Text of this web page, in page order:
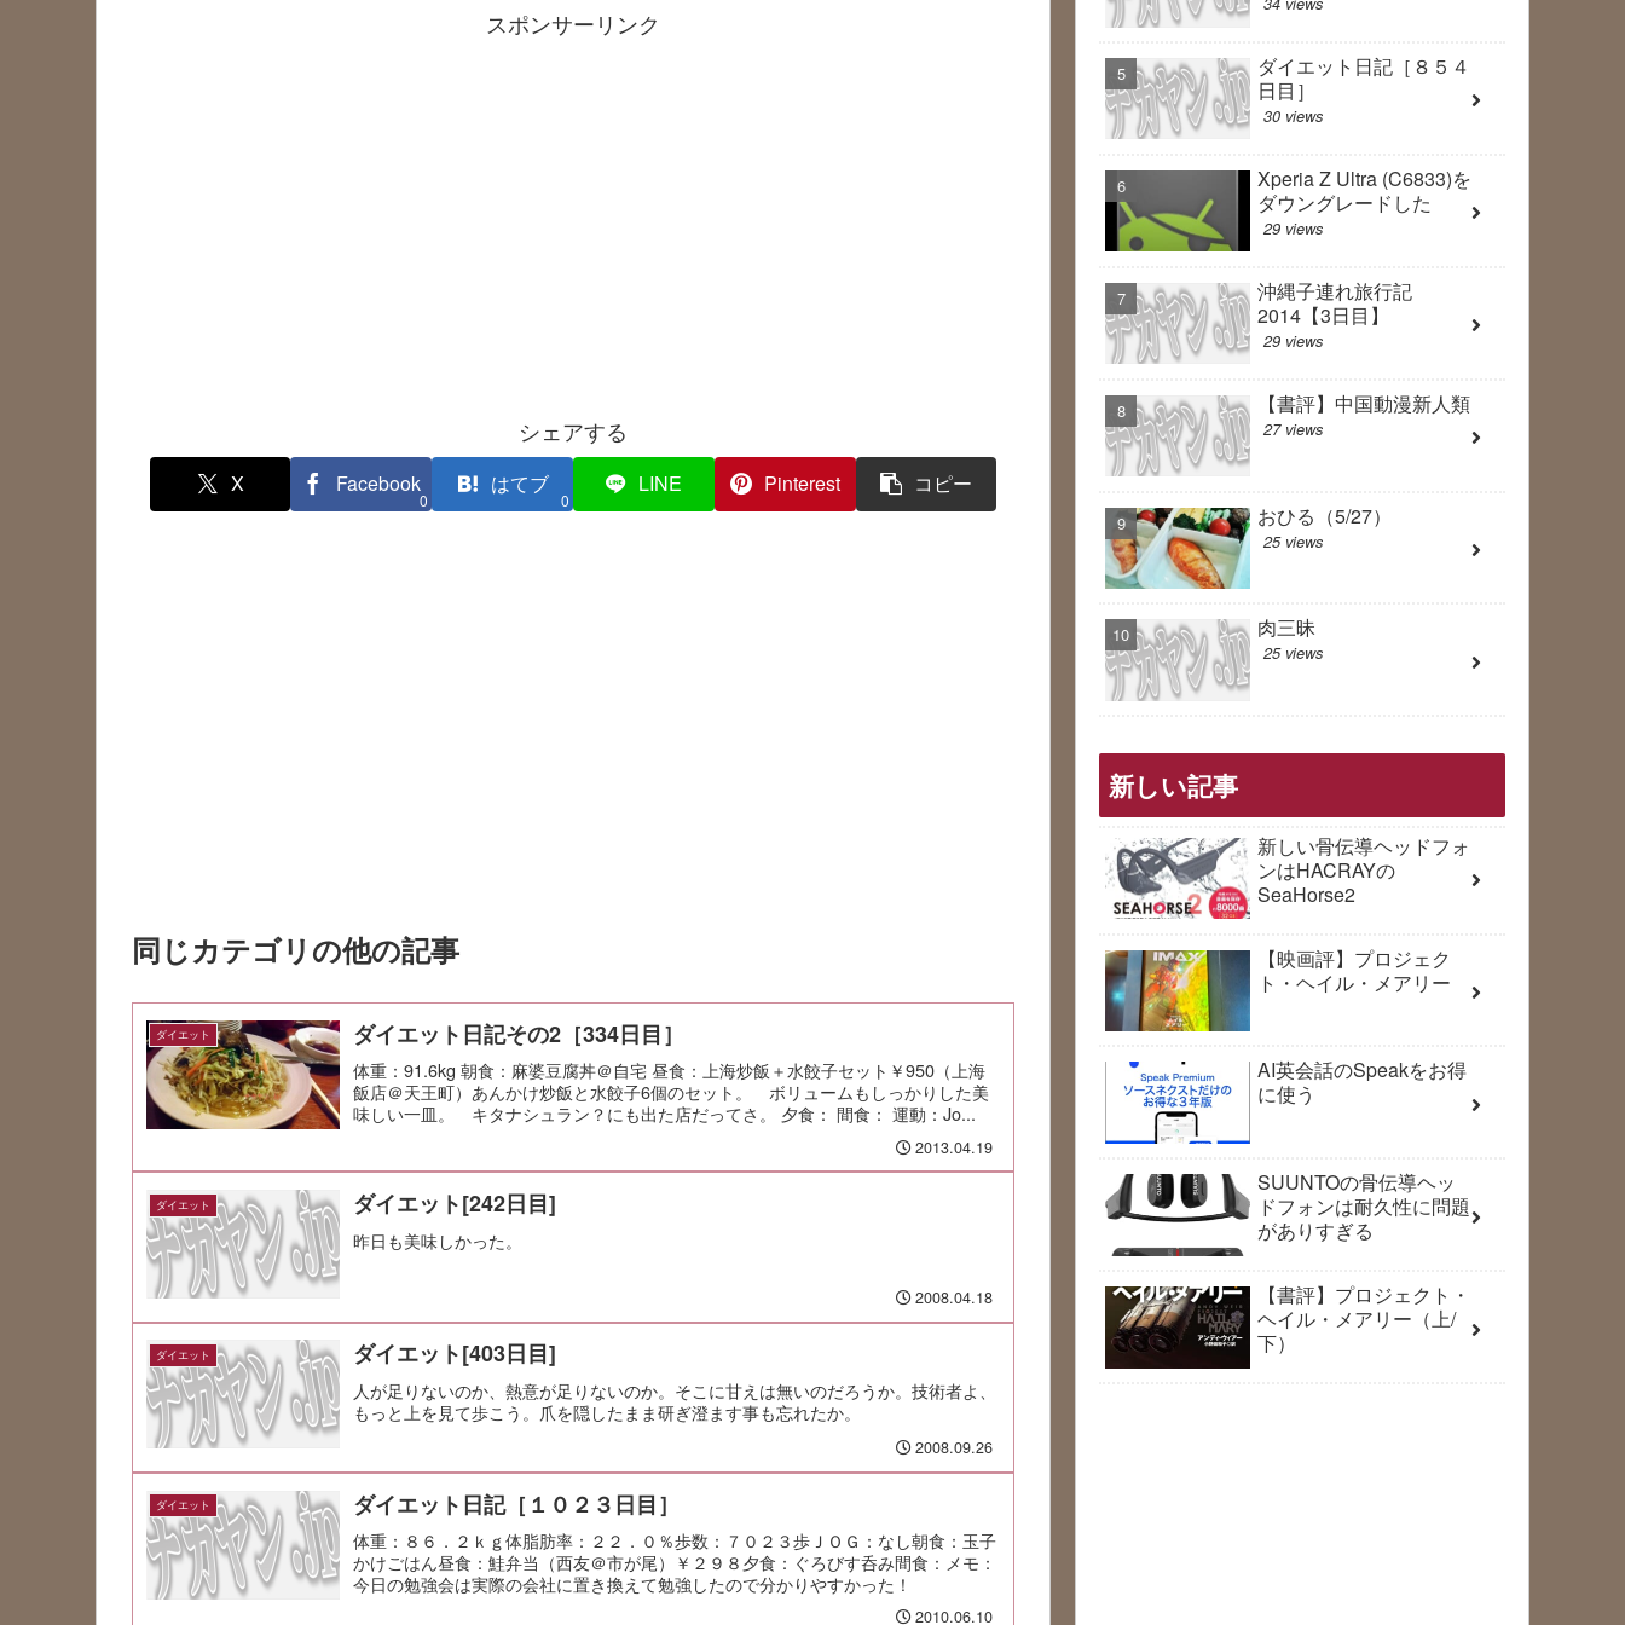
スポンサーリンク
シェアする
X Facebook
0
はてブ
0
LINE Pinterest コピー
同じカテゴリの他の記事
ダイエット ダイエット日記その2［334日目］
体重：91.6kg 朝食：麻婆豆腐丼＠自宅 昼食：上海炒飯＋水餃子セット￥950（上海
飯店＠天王町）あんかけ炒飯と水餃子6個のセット。 ボリュームもしっかりした美
味しい一皿。 キタナシュラン？にも出た店だってさ。 夕食： 間食： 運動：Jo...
2013.04.19
ダイエット ダイエット[242日目]
昨日も美味しかった。
2008.04.18
ダイエット ダイエット[403日目]
人が足りないのか、熱意が足りないのか。そこに甘えは無いのだろうか。技術者よ、
もっと上を見て歩こう。爪を隠したまま研ぎ澄ます事も忘れたか。
2008.09.26
ダイエット ダイエット日記［１０２３日目］
体重：８６．２ｋｇ体脂肪率：２２．０％歩数：７０２３歩ＪＯＧ：なし朝食：玉子
かけごはん昼食：鮭弁当（西友＠市が尾）￥２９８夕食：ぐろびす呑み間食：メモ：
今日の勉強会は実際の会社に置き換えて勉強したので分かりやすかった！
2010.06.10
ダイエット日記［８５４
日目］
30 views
Xperia Z Ultra (C6833)を
ダウングレードした
29 views
沖縄子連れ旅行記
2014【3日目】
29 views
【書評】中国動漫新人類
27 views
おひる（5/27）
25 views
肉三昧
25 views
新しい記事
新しい骨伝導ヘッドフォ
ンはHACRAYの
SeaHorse2
【映画評】プロジェク
ト・ヘイル・メアリー
AI英会話のSpeakをお得
に使う
SUUNTOの骨伝導ヘッ
ドフォンは耐久性に問題
がありすぎる
【書評】プロジェクト・
ヘイル・メアリー（上/
下）